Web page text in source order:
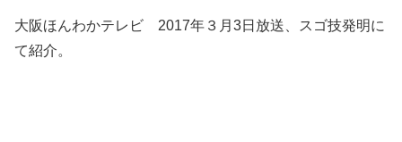
大阪ほんわかテレビ 2017年３月3日放送、スゴ技発明に
て紹介。